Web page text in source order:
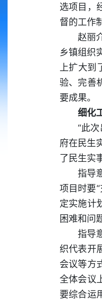
选项目，
督的工作
赵丽
乡镇组织
上扩大
验、完善
要成果。
细化
“此
府在民生
了民生实
指导
项目时要
定实施计
困难和问
指导
织代表开
会议等方
全体会议
要综合运